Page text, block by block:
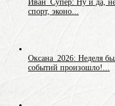
Иван_Супер: Ну и да,
спорт, эконо...
Оксана_2026: Неделя
событий произошло!...